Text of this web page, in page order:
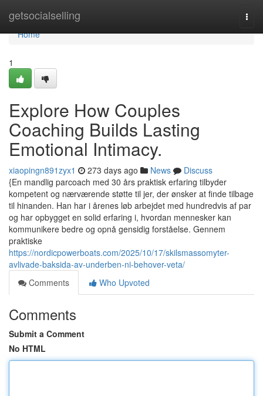
getsocialselling
Home
Home
1
Explore How Couples
Coaching Builds Lasting
Emotional Intimacy.
xiaopingn891zyx1 273 days ago News
Discuss
{En mandlig parcoach med 30 års praktisk erfaring tilbyder
kompetent og nærværende støtte til jer, der ønsker at finde tilbage
til hinanden. Han har i årenes løb arbejdet med hundredvis af par
og har opbygget en solid erfaring i, hvordan mennesker kan
kommunikere bedre og opnå gensidig forståelse. Gennem
praktiske
https://nordicpowerboats.com/2025/10/17/skilsmassomyter-
avlivade-baksida-av-underben-ni-behover-veta/
Comments
Who Upvoted
Comments
Submit a Comment
No HTML